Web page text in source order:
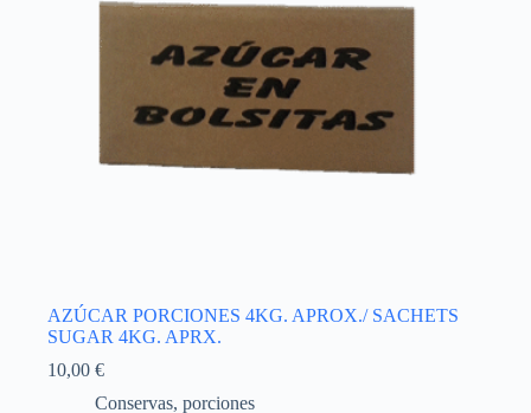
AZÚCAR PORCIONES 4KG. APROX./ SACHETS
SUGAR 4KG. APRX.
10,00 €
Conservas, porciones